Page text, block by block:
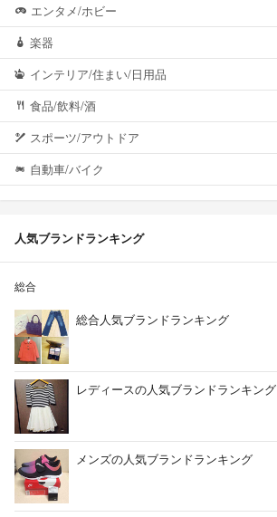
エンタメ/ホビー
楽器
インテリア/住まい/日用品
食品/飲料/酒
スポーツ/アウトドア
自動車/バイク
人気ブランドランキング
総合
総合人気ブランドランキング
レディースの人気ブランドランキング
メンズの人気ブランドランキング